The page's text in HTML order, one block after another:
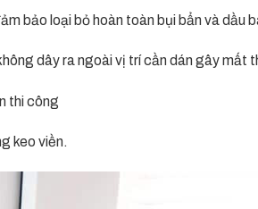
bảo loại bỏ hoàn toàn bụi bẩn và dầu
dây ra ngoài vị trí cần dán gây mất
thi công
keo viền.